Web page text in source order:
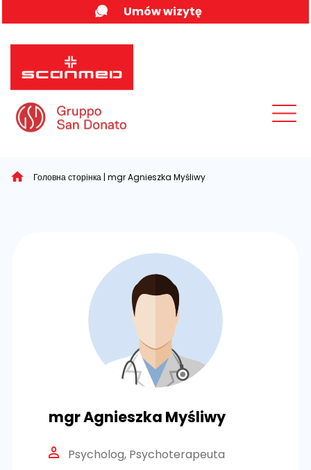
to
content
Umów wizytę
Головна сторінка | mgr Agnieszka Myśliwy
mgr Agnieszka Myśliwy
Psycholog, Psychoterapeuta